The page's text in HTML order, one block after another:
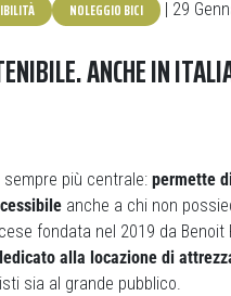
NOLEGGIO BICI | 29
ANCHE IN
più centrale: permette
anche a chi non
fondata nel 2019 da Benoit
alla locazione di
sia al grande pubblico.